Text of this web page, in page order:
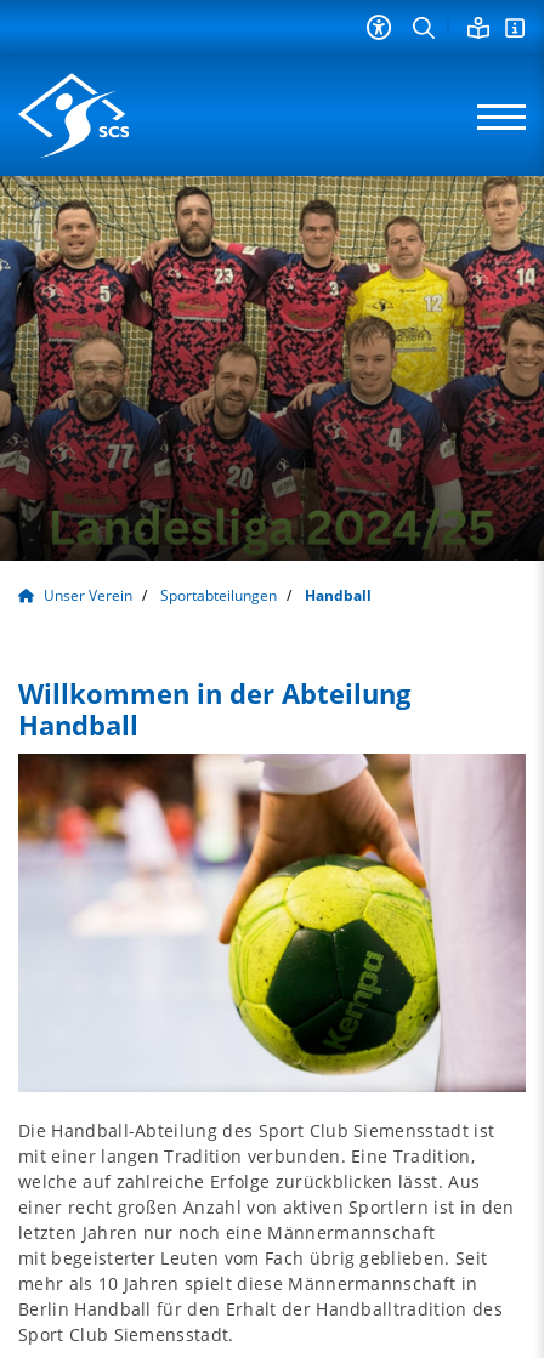
Unser Verein Sportabteilungen Handball
Willkommen in der Abteilung
Handball
Die Handball-Abteilung des Sport Club Siemensstadt ist
mit einer langen Tradition verbunden. Eine Tradition,
welche auf zahlreiche Erfolge zurückblicken lässt. Aus
einer recht großen Anzahl von aktiven Sportlern ist in den
letzten Jahren nur noch eine Männermannschaft
mit begeisterter Leuten vom Fach übrig geblieben. Seit
mehr als 10 Jahren spielt diese Männermannschaft in
Berlin Handball für den Erhalt der Handballtradition des
Sport Club Siemensstadt.